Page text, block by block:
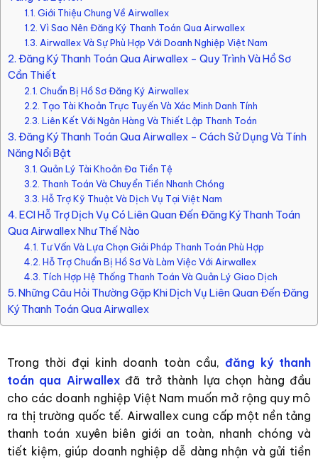
1.1. Giới Thiệu Chung Về Airwallex
1.2. Vì Sao Nên Đăng Ký Thanh Toán Qua Airwallex
1.3. Airwallex Và Sự Phù Hợp Với Doanh Nghiệp Việt Nam
2. Đăng Ký Thanh Toán Qua Airwallex – Quy Trình Và Hồ Sơ
Cần Thiết
2.1. Chuẩn Bị Hồ Sơ Đăng Ký Airwallex
2.2. Tạo Tài Khoản Trực Tuyến Và Xác Minh Danh Tính
2.3. Liên Kết Với Ngân Hàng Và Thiết Lập Thanh Toán
3. Đăng Ký Thanh Toán Qua Airwallex – Cách Sử Dụng Và Tính
Năng Nổi Bật
3.1. Quản Lý Tài Khoản Đa Tiền Tệ
3.2. Thanh Toán Và Chuyển Tiền Nhanh Chóng
3.3. Hỗ Trợ Kỹ Thuật Và Dịch Vụ Tại Việt Nam
4. ECI Hỗ Trợ Dịch Vụ Có Liên Quan Đến Đăng Ký Thanh Toán
Qua Airwallex Như Thế Nào
4.1. Tư Vấn Và Lựa Chọn Giải Pháp Thanh Toán Phù Hợp
4.2. Hỗ Trợ Chuẩn Bị Hồ Sơ Và Làm Việc Với Airwallex
4.3. Tích Hợp Hệ Thống Thanh Toán Và Quản Lý Giao Dịch
5. Những Câu Hỏi Thường Gặp Khi Dịch Vụ Liên Quan Đến Đăng
Ký Thanh Toán Qua Airwallex
Trong thời đại kinh doanh toàn cầu, đăng ký thanh
toán qua Airwallexđã trở thành lựa chọn hàng đầu
cho các doanh nghiệp Việt Nam muốn mở rộng quy mô
ra thị trường quốc tế. Airwallex cung cấp một nền tảng
thanh toán xuyên biên giới an toàn, nhanh chóng và
tiết kiệm, giúp doanh nghiệp dễ dàng nhận và gửi tiền